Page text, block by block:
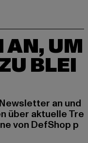
AN, UM
BLEI
an und
über aktuelle Tre
von DefShop p